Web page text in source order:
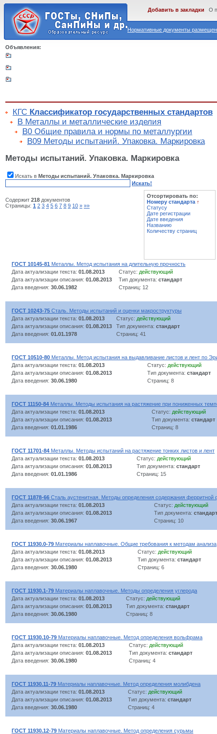
Нормативные документы
Добавить в закладки О
Объявления:
КГС Классификатор государственных стандартов
В Металлы и металлические изделия
В0 Общие правила и нормы по металлургии
В09 Методы испытаний. Упаковка. Маркировка
Методы испытаний. Упаковка. Маркировка
Искать в Методы испытаний. Упаковка. Маркировка
Искать!
Содержит 218 документов
Страницы: 1 2 3 4 5 6 7 8 9 10 » »»
Отсортировать по:
Номеру стандарта ↑
Статусу
Дате регистрации
Дате введения
Названию
Количеству страниц
ГОСТ 10145-81 Металлы. Метод испытания на длительную прочность
Дата актуализации текста: 01.08.2013 Статус: действующий
Дата актуализации описания: 01.08.2013 Тип документа: стандарт
Дата введения: 30.06.1982 Страниц: 12
ГОСТ 10243-75 Сталь. Методы испытаний и оценки макроструктуры
Дата актуализации текста: 01.08.2013 Статус: действующий
Дата актуализации описания: 01.08.2013 Тип документа: стандарт
Дата введения: 01.01.1978 Страниц: 41
ГОСТ 10510-80 Металлы. Метод испытания на выдавливание листов и лент по
Дата актуализации текста: 01.08.2013 Статус: действующий
Дата актуализации описания: 01.08.2013 Тип документа: стандарт
Дата введения: 30.06.1980 Страниц: 8
ГОСТ 11150-84 Металлы. Методы испытания на растяжение при пониженных
Дата актуализации текста: 01.08.2013 Статус: действующий
Дата актуализации описания: 01.08.2013 Тип документа: стандарт
Дата введения: 01.01.1986 Страниц: 8
ГОСТ 11701-84 Металлы. Методы испытаний на растяжение тонких листов и лент
Дата актуализации текста: 01.08.2013 Статус: действующий
Дата актуализации описания: 01.08.2013 Тип документа: стандарт
Дата введения: 01.01.1986 Страниц: 15
ГОСТ 11878-66 Сталь аустенитная. Методы определения содержания ферритной
Дата актуализации текста: 01.08.2013 Статус: действующий
Дата актуализации описания: 01.08.2013 Тип документа: стандарт
Дата введения: 30.06.1967 Страниц: 10
ГОСТ 11930.0-79 Материалы наплавочные. Общие требования к методам анализа
Дата актуализации текста: 01.08.2013 Статус: действующий
Дата актуализации описания: 01.08.2013 Тип документа: стандарт
Дата введения: 30.06.1980 Страниц: 6
ГОСТ 11930.1-79 Материалы наплавочные. Методы определения углерода
Дата актуализации текста: 01.08.2013 Статус: действующий
Дата актуализации описания: 01.08.2013 Тип документа: стандарт
Дата введения: 30.06.1980 Страниц: 8
ГОСТ 11930.10-79 Материалы наплавочные. Метод определения вольфрама
Дата актуализации текста: 01.08.2013 Статус: действующий
Дата актуализации описания: 01.08.2013 Тип документа: стандарт
Дата введения: 30.06.1980 Страниц: 4
ГОСТ 11930.11-79 Материалы наплавочные. Метод определения молибдена
Дата актуализации текста: 01.08.2013 Статус: действующий
Дата актуализации описания: 01.08.2013 Тип документа: стандарт
Дата введения: 30.06.1980 Страниц: 4
ГОСТ 11930.12-79 Материалы наплавочные. Метод определения сурьмы